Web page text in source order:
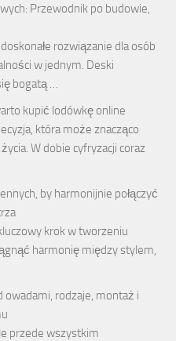
Przewodnik po budowie,
rozwiązanie dla osób
w jednym. Deski
bogatą …
kupić lodówkę online
która może znacząco
W dobie cyfryzacji coraz
by harmonijnie połączyć
krok w tworzeniu
harmonię między stylem,
owadami, rodzaje, montaż i
przede wszystkim